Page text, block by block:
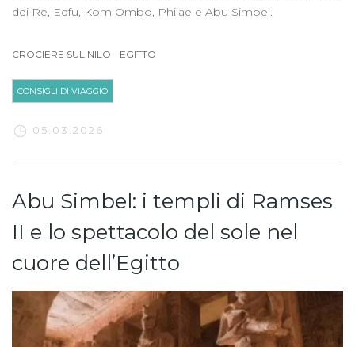
dei Re, Edfu, Kom Ombo, Philae e Abu Simbel.
CROCIERE SUL NILO - EGITTO
CONSIGLI DI VIAGGIO
05.03.2026
Abu Simbel: i templi di Ramses
II e lo spettacolo del sole nel
cuore dell’Egitto